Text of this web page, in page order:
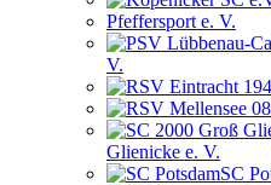
Pfeffersport e. V.
V.
Glienicke e. V.
SC